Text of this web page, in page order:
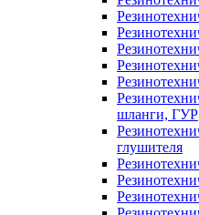
шланги, ГУР
глушителя